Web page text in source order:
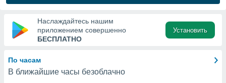
к этому
доступ
Наслаждайтесь нашим
приложением совершенно
БЕСПЛАТНО
Установить
По часам
В ближайшие часы безоблачно